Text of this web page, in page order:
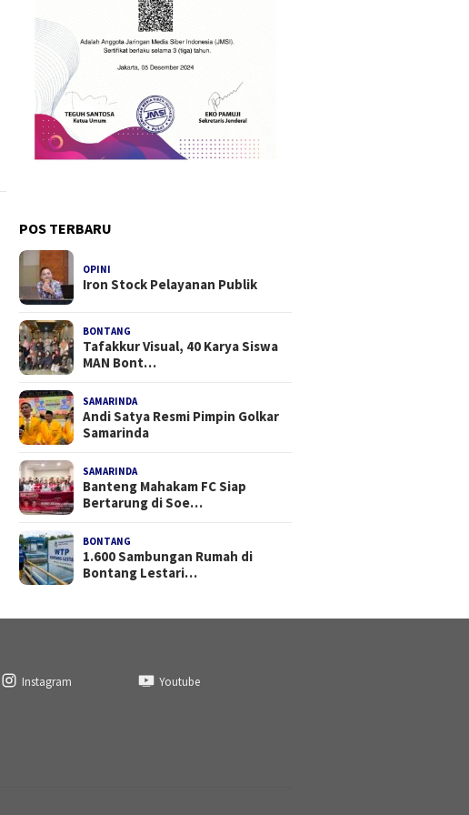
POS TERBARU
OPINI
Iron Stock Pelayanan Publik
BONTANG
Tafakkur Visual, 40 Karya Siswa
MAN Bont…
SAMARINDA
Andi Satya Resmi Pimpin Golkar
Samarinda
SAMARINDA
Banteng Mahakam FC Siap
Bertarung di Soe…
BONTANG
1.600 Sambungan Rumah di
Bontang Lestari…
Instagram Youtube